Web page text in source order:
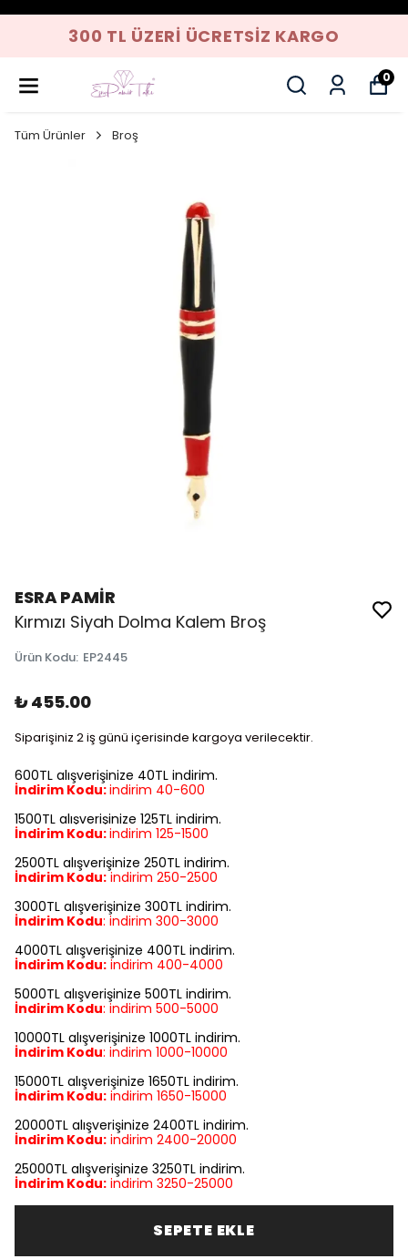
300 TL ÜZERI ÜCRETSIZ KARGO
0
Tüm Ürünler Broş
ESRA PAMİR
Kırmızı Siyah Dolma Kalem Broş
Ürün Kodu: EP2445
₺ 455.00
Siparişiniz 2 iş günü içerisinde kargoya verilecektir.
600TL alışverişinize 40TL indirim.
İndirim Kodu:indirim 40-600
1500TL alışverişinize 125TL indirim.
İndirim Kodu:indirim 125-1500
2500TL alışverişinize 250TL indirim.
İndirim Kodu: indirim 250-2500
3000TL alışverişinize 300TL indirim.
İndirim Kodu: indirim 300-3000
4000TL alışverişinize 400TL indirim.
İndirim Kodu: indirim 400-4000
5000TL alışverişinize 500TL indirim.
İndirim Kodu: indirim 500-5000
10000TL alışverişinize 1000TL indirim.
İndirim Kodu: indirim 1000-10000
15000TL alışverişinize 1650TL indirim.
İndirim Kodu: indirim 1650-15000
20000TL alışverişinize 2400TL indirim.
İndirim Kodu: indirim 2400-20000
25000TL alışverişinize 3250TL indirim.
İndirim Kodu: indirim 3250-25000
SEPETE EKLE